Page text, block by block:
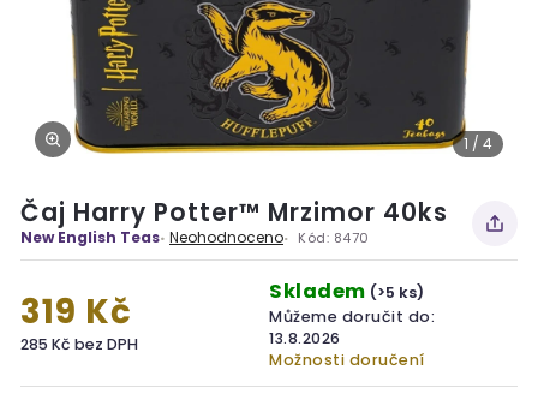
1 / 4
Čaj Harry Potter™ Mrzimor 40ks
New English Teas Neohodnoceno Kód: 8470
319 Kč
285 Kč bez DPH
Skladem (>5 ks)
Můžeme doručit do:
13.8.2026
Možnosti doručení